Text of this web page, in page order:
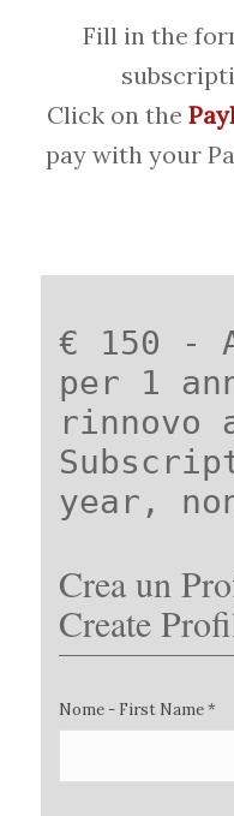
Fill in the
Click on the
pay with your
€ 150 -
per 1
rinnovo
year,
Crea un
Create
Nome - First Name *